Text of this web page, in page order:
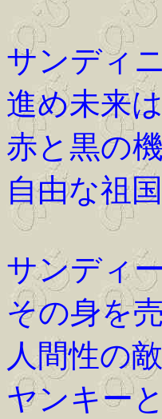
サンディ
進め未来
赤と黒の
自由な祖
サンディ
その身を
人間性の敵
ヤンキー